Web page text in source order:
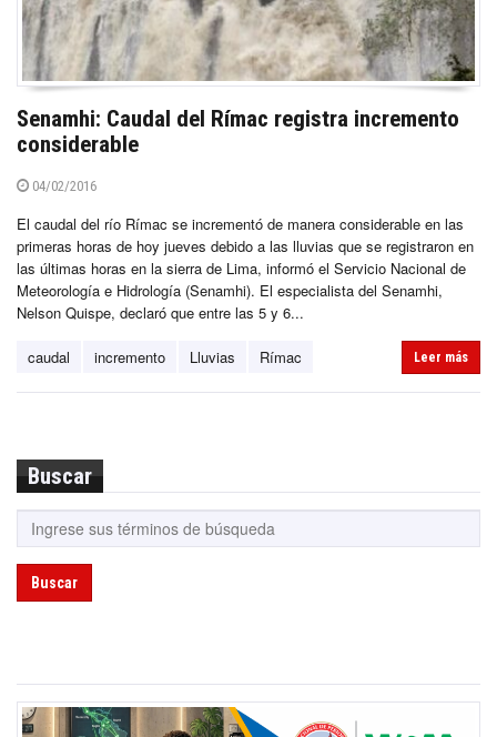
Senamhi: Caudal del Rímac registra incremento
considerable
04/02/2016
El caudal del río Rímac se incrementó de manera considerable en las
primeras horas de hoy jueves debido a las lluvias que se registraron en
las últimas horas en la sierra de Lima, informó el Servicio Nacional de
Meteorología e Hidrología (Senamhi). El especialista del Senamhi,
Nelson Quispe, declaró que entre las 5 y 6...
caudal incremento Lluvias Rímac Leer más
Buscar
Buscar